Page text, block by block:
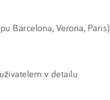
Barcelona, Verona, Paris)
v detailu